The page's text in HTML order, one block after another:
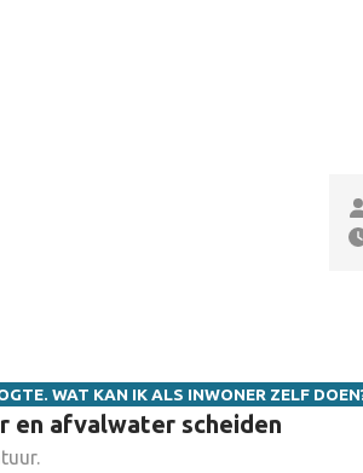
WAT KAN IK ALS INWONER ZELF
en afvalwater scheiden